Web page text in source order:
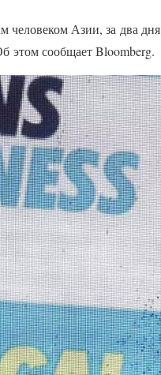
человеком Азии, за два дня
этом сообщает Bloomberg.